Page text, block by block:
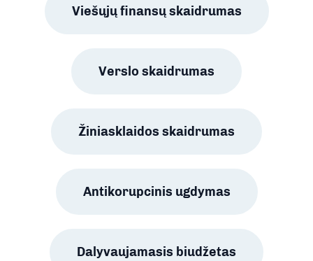
Viešųjų finansų skaidrumas
Verslo skaidrumas
Žiniasklaidos skaidrumas
Antikorupcinis ugdymas
Dalyvaujamasis biudžetas